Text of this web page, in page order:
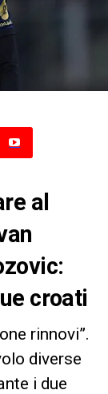
al
croati
rinnovi”.
diverse
i due